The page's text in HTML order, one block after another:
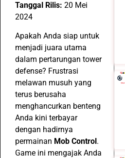
Tanggal Rilis: 20 Mei
2024
Apakah Anda siap untuk
menjadi juara utama
dalam pertarungan tower
defense? Frustrasi
melawan musuh yang
terus berusaha
menghancurkan benteng
Anda kini terbayar
dengan hadirnya
permainan Mob Control.
Game ini mengajak Anda